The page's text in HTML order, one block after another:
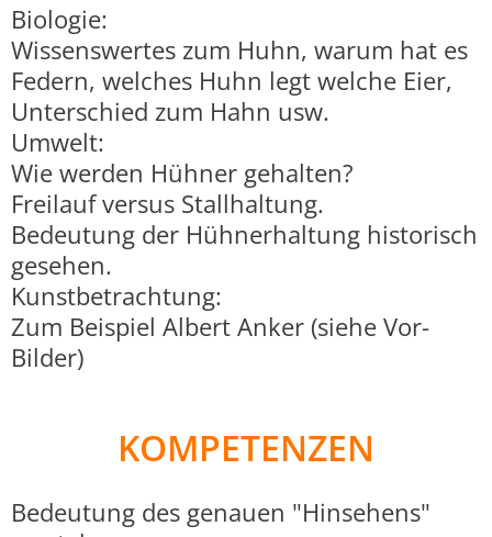
Biologie:
Wissenswertes zum Huhn, warum hat es
Federn, welches Huhn legt welche Eier,
Unterschied zum Hahn usw.
Umwelt:
Wie werden Hühner gehalten?
Freilauf versus Stallhaltung.
Bedeutung der Hühnerhaltung historisch
gesehen.
Kunstbetrachtung:
Zum Beispiel Albert Anker (siehe Vor-
Bilder)
KOMPETENZEN
Bedeutung des genauen "Hinsehens"